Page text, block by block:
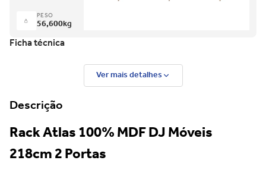
PESO
56,600kg
Ficha técnica
Ver mais detalhes
Descrição
Rack Atlas 100% MDF DJ Móveis
218cm 2 Portas